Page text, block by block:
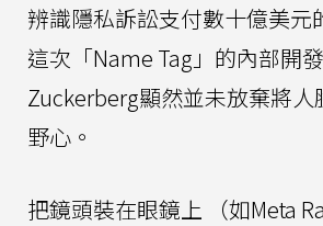
辨識隱私訴訟支付數十億美元
這次「Name Tag」的內部開
Zuckerberg顯然並未放棄將人
野心。
把鏡頭裝在眼鏡上 （如Meta